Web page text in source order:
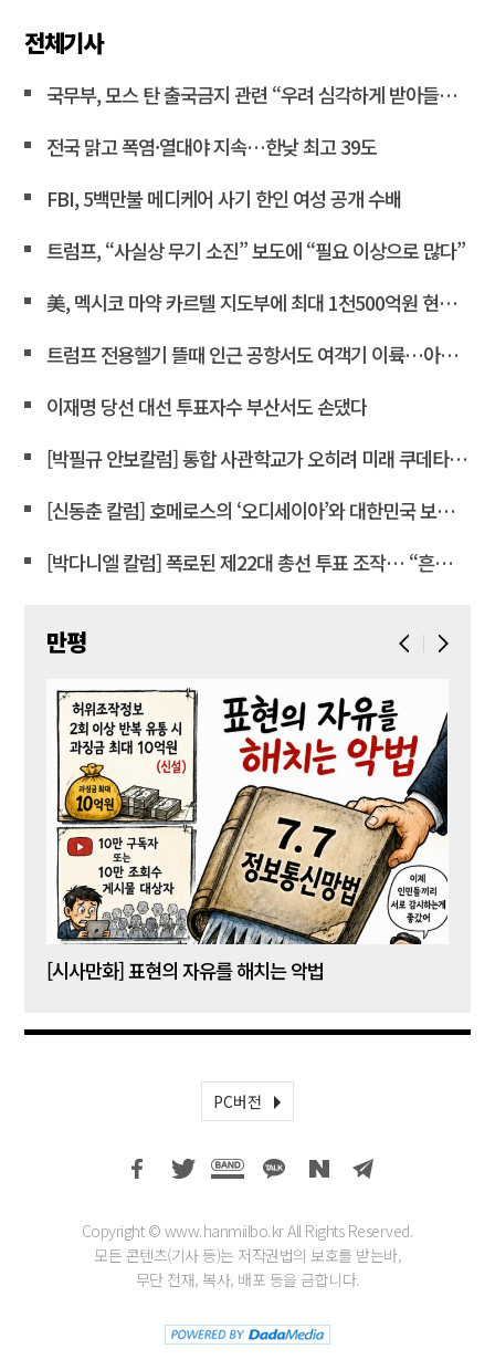
전체기사
국무부, 모스 탄 출국금지 관련 “우려 심각하게 받아들인다”
전국 맑고 폭염·열대야 지속…한낮 최고 39도
FBI, 5백만불 메디케어 사기 한인 여성 공개 수배
트럼프, “사실상 무기 소진” 보도에 “필요 이상으로 많다”
美, 멕시코 마약 카르텔 지도부에 최대 1천500억원 현상금
트럼프 전용헬기 뜰때 인근 공항서도 여객기 이륙…아찔한 순간
이재명 당선 대선 투표자수 부산서도 손댔다
[박필규 안보칼럼] 통합 사관학교가 오히려 미래 쿠데타의 통로가 되는 이유
[신동춘 칼럼] 호메로스의 ‘오디세이아’와 대한민국 보수 우파의 투쟁 및 교훈
[박다니엘 칼럼] 폭로된 제22대 총선 투표 조작… “흔들리는 가짜 국회의원들”
만평
[시사만화] 표현의 자유를 해치는 악법
PC버전
Copyright © www.hanmiilbo.kr All Rights Reserved.
모든 콘텐츠(기사 등)는 저작권법의 보호를 받는바,
무단 전재, 복사, 배포 등을 금합니다.